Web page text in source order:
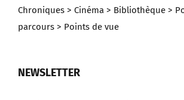
Chroniques > Cinéma > Bibliothèque >
parcours > Points de vue
NEWSLETTER